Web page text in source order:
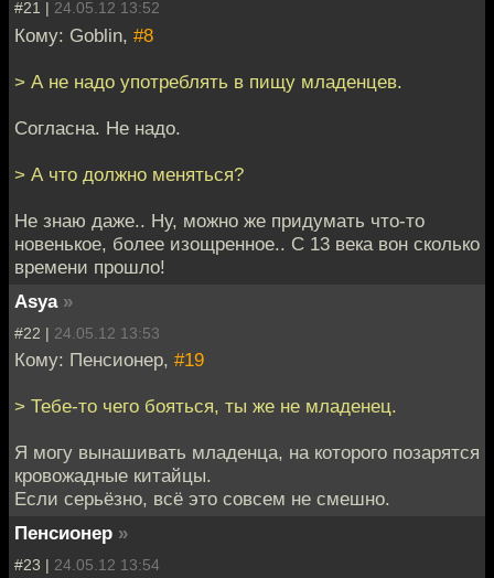
#21 | 24.05.12 13:52
Кому: Goblin, #8
> А не надо употреблять в пищу младенцев.
Согласна. Не надо.
> А что должно меняться?
Не знаю даже.. Ну, можно же придумать что-то
новенькое, более изощренное.. С 13 века вон сколько
времени прошло!
Asya »
#22 | 24.05.12 13:53
Кому: Пенсионер, #19
> Тебе-то чего бояться, ты же не младенец.
Я могу вынашивать младенца, на которого позарятся
кровожадные китайцы.
Если серьёзно, всё это совсем не смешно.
Пенсионер »
#23 | 24.05.12 13:54